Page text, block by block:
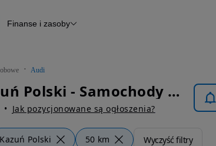
Raport z inspekcji
Otomoto News
Finanse i zasoby
Audi
Audi Kazuń Polski - Samochody Osobowe
Jak pozycjonowane są ogłoszenia?
Kazuń Polski 50 km Wyczyść filtry